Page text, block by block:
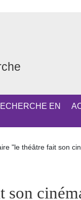
EN
"le théâtre fait son
son